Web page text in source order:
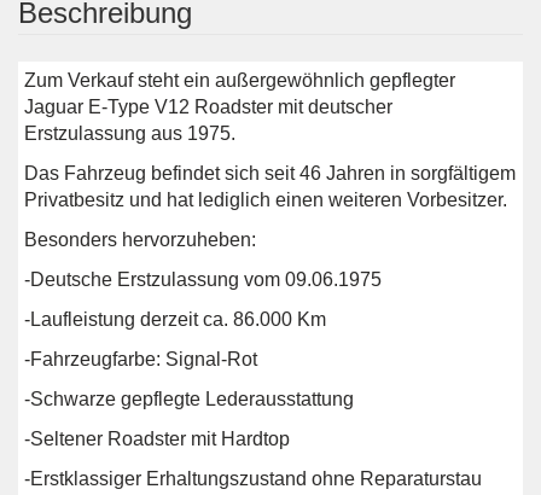
Beschreibung
Zum Verkauf steht ein außergewöhnlich gepflegter
Jaguar E-Type V12 Roadster mit deutscher
Erstzulassung aus 1975.
Das Fahrzeug befindet sich seit 46 Jahren in sorgfältigem
Privatbesitz und hat lediglich einen weiteren Vorbesitzer.
Besonders hervorzuheben:
-Deutsche Erstzulassung vom 09.06.1975
-Laufleistung derzeit ca. 86.000 Km
-Fahrzeugfarbe: Signal-Rot
-Schwarze gepflegte Lederausstattung
-Seltener Roadster mit Hardtop
-Erstklassiger Erhaltungszustand ohne Reparaturstau